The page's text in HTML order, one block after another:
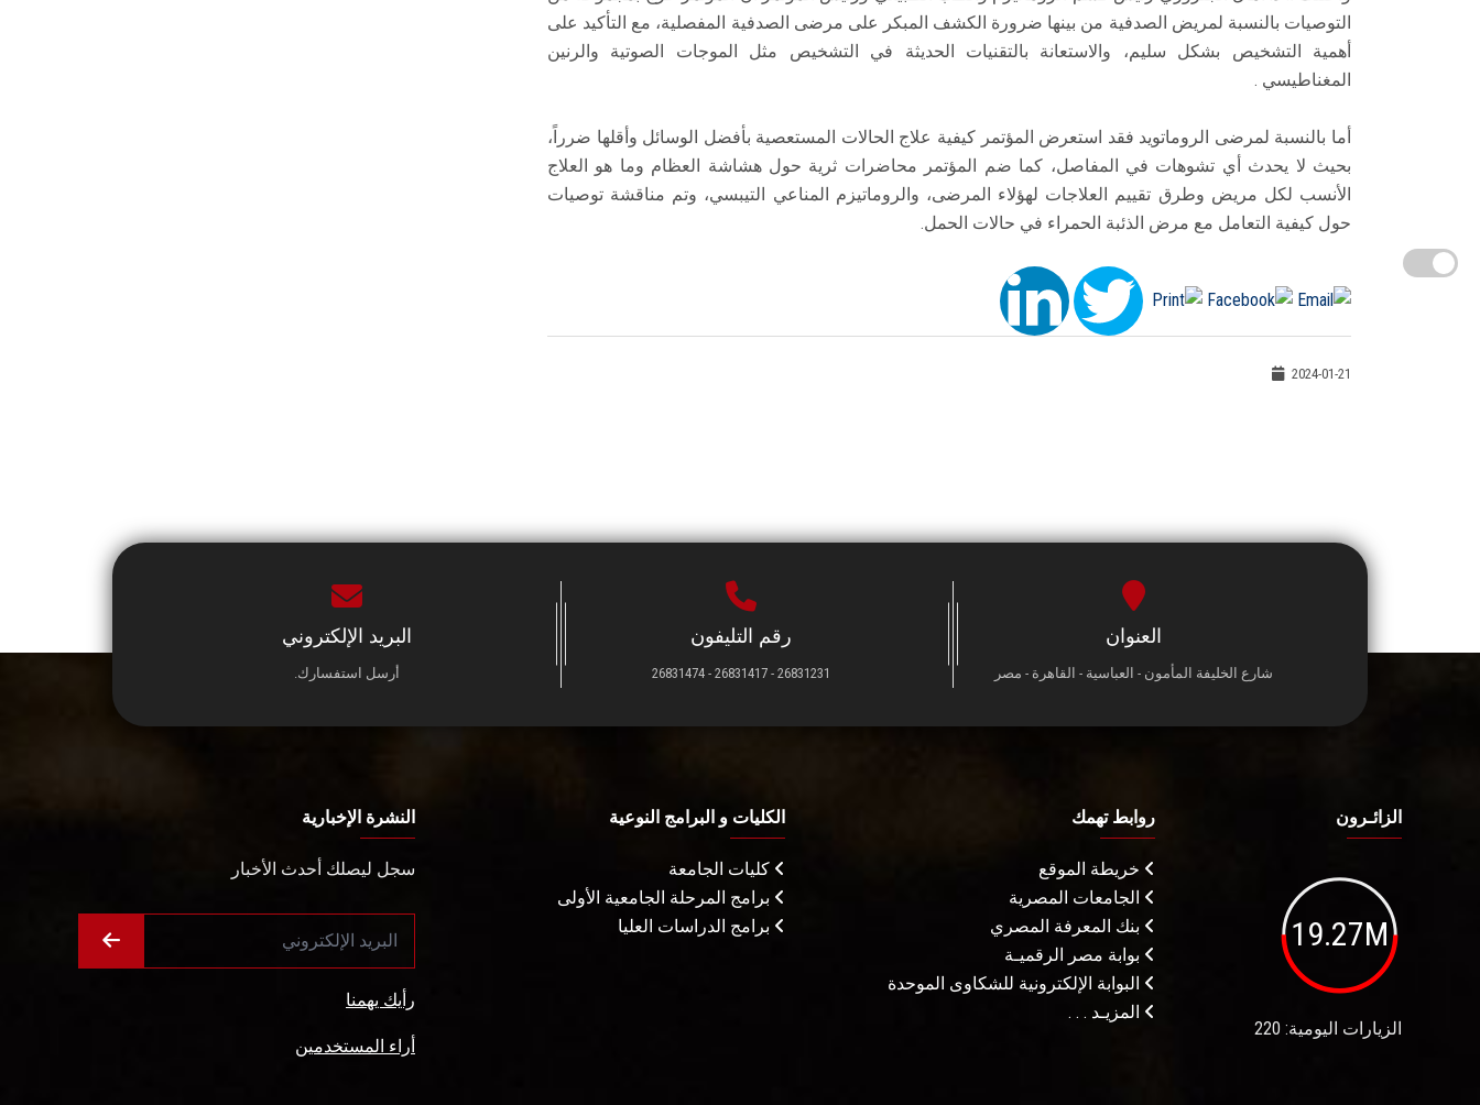
التوصيات بالنسبة لمريض الصدفية من بينها ضرورة الكشف المبكر على مرضى الصدفية المفصلية، مع التأكيد على
أهمية التشخيص بشكل سليم، والاستعانة بالتقنيات الحديثة في التشخيص مثل الموجات الصوتية والرنين
المغناطيسي .
أما بالنسبة لمرضى الروماتويد فقد استعرض المؤتمر كيفية علاج الحالات المستعصية بأفضل الوسائل وأقلها ضرراً،
بحيث لا يحدث أي تشوهات في المفاصل، كما ضم المؤتمر محاضرات ثرية حول هشاشة العظام وما هو العلاج
الأنسب لكل مريض وطرق تقييم العلاجات لهؤلاء المرضى، والروماتيزم المناعي التيبسي، وتم مناقشة توصيات
حول كيفية التعامل مع مرض الذئبة الحمراء في حالات الحمل.
2024-01-21
العنوان
شارع الخليفة المأمون - العباسية - القاهرة - مصر
رقم التليفون
26831231 - 26831417 - 26831474
البريد الإلكتروني
أرسل استفسارك.
الزائـرون
19.27M
الزيارات اليومية: 220
روابط تهمك
خريطة الموقع
الجامعات المصرية
بنك المعرفة المصري
بوابة مصر الرقميـة
البوابة الإلكترونية للشكاوى الموحدة
المزيـد . . .
الكليات و البرامج النوعية
كليات الجامعة
برامج المرحلة الجامعية الأولى
برامج الدراسات العليا
النشرة الإخبارية
سجل ليصلك أحدث الأخبار
رأيك يهمنا
أراء المستخدمين